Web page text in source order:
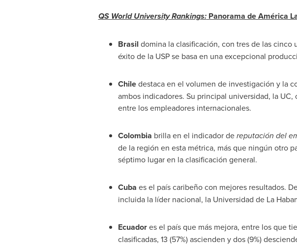
QS World University Rankings:Panorama de América
Brasil domina la clasificación, con tres de las cinco
éxito de la USP se basa en una excepcional
Chile destaca en el volumen de investigación y la
ambos indicadores. Su principal universidad, la
entre los empleadores internacionales.
Colombia brilla en el indicador dereputación del
de la región en esta métrica, más que ningún otro
séptimo lugar en la clasificación general.
Cuba es el país caribeño con mejores resultados.
incluida la líder nacional, la Universidad de La
Ecuador es el país que más mejora, entre los que
clasificadas, 13 (57%) ascienden y dos (9%)